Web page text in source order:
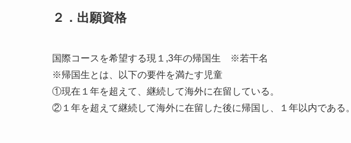
２．出願資格
国際コースを希望する現１,3年の帰国生 ※若干名
※帰国生とは、以下の要件を満たす児童
①現在１年を超えて、継続して海外に在留している。
②１年を超えて継続して海外に在留した後に帰国し、１年以内である。